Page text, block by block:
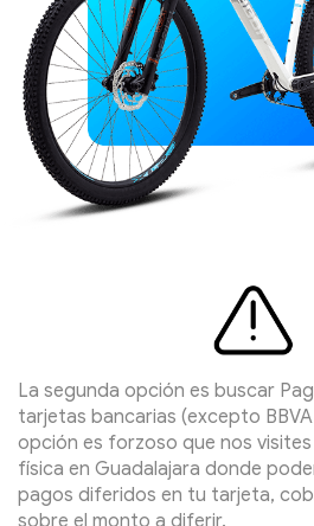
La segunda opción es buscar
tarjetas bancarias (excepto
opción es forzoso que nos
física en Guadalajara donde
pagos diferidos en tu tarjeta,